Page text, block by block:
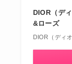
DIOR（デ
&ローズ
DIOR（ディオ